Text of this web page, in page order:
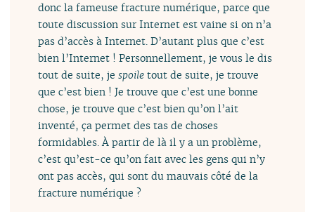
donc la fameuse fracture numérique, parce que
toute discussion sur Internet est vaine si on n’a
pas d’accès à Internet. D’autant plus que c’est
bien l’Internet ! Personnellement, je vous le dis
tout de suite, jespoile tout de suite, je trouve
que c’est bien ! Je trouve que c’est une bonne
chose, je trouve que c’est bien qu’on l’ait
inventé, ça permet des tas de choses
formidables. À partir de là il y a un problème,
c’est qu’est-ce qu’on fait avec les gens qui n’y
ont pas accès, qui sont du mauvais côté de la
fracture numérique ?